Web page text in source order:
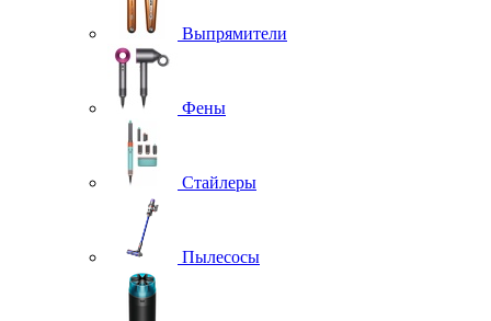
Выпрямители
Фены
Стайлеры
Пылесосы